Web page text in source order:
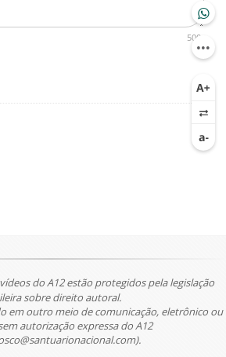
500
do A12 estão protegidos pela legislação
sobre direito autoral.
em outro meio de comunicação, eletrônico ou
autorização expressa do A12